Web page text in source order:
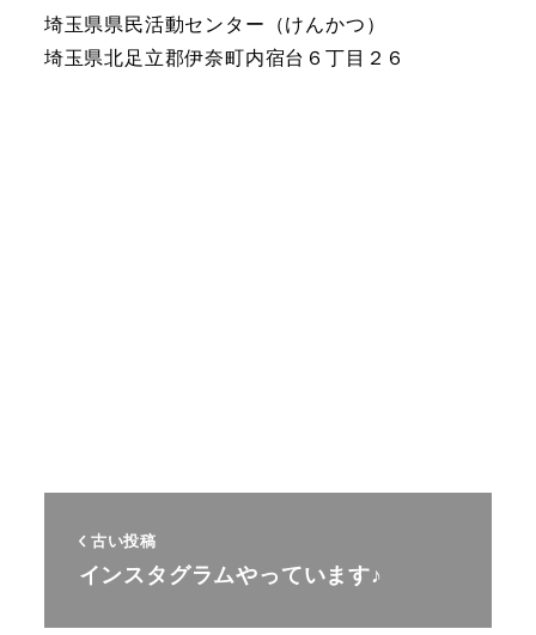
埼玉県県民活動センター（けんかつ）
埼玉県北足立郡伊奈町内宿台６丁目２６
古い投稿
インスタグラムやっています♪